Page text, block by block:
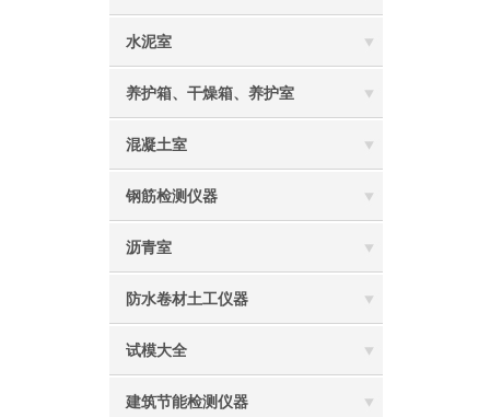
水泥室
养护箱、干燥箱、养护室
混凝土室
钢筋检测仪器
沥青室
防水卷材土工仪器
试模大全
建筑节能检测仪器